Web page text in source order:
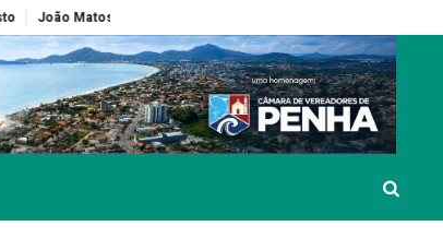
candidatura homologada em convenção do MDB e inicia